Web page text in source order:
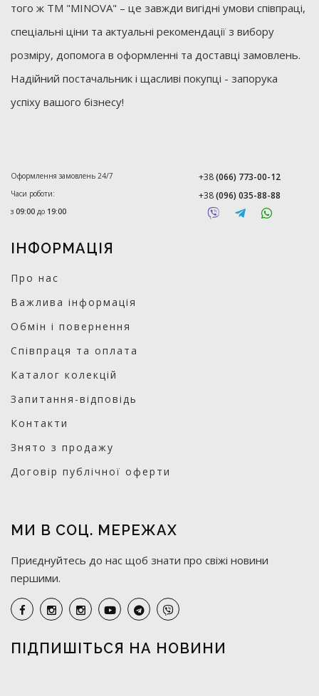
того ж ТМ "MINOVA" – це завжди вигідні умови співпраці,
спеціальні ціни та актуальні рекомендації з вибору
розміру, допомога в оформленні та доставці замовлень.
Надійний постачальник і щасливі покупці - запорука
успіху вашого бізнесу!
Оформлення замовлень 24/7
Часи роботи:
з 09:00 до 19:00
+38(066) 773-00-12
+38(096) 035-88-88
ІНФОРМАЦІЯ
Про нас
Важлива інформація
Обмін і повернення
Співпраця та оплата
Каталог колекцій
Запитання-відповідь
Контакти
Знято з продажу
Договір публічної оферти
МИ В СОЦ. МЕРЕЖАХ
Приєднуйтесь до нас щоб знати про свіжі новини
першими.
ПІДПИШІТЬСЯ НА НОВИНИ